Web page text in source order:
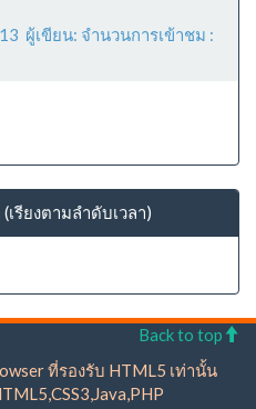
ผู้เขียน: จำนวนการเข้าชม :
รียงตามลำดับเวลา)
Back to top
ที่รองรับ HTML5 เท่านั้น